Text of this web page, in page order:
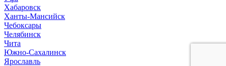
Хабаровск
Ханты-Мансийск
Чебоксары
Челябинск
Чита
Южно-Сахалинск
Ярославль